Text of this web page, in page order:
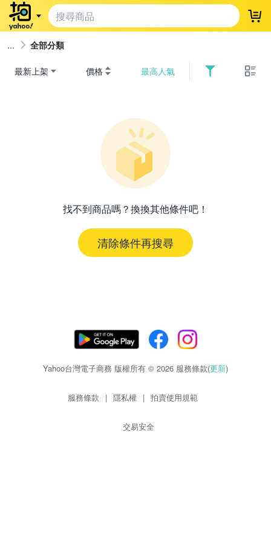
登
全部分類
最新上架 價格 最高人氣
找不到商品嗎？換換其他條件吧！
清除條件再搜尋
Yahoo台灣電子商務 版權所有 © 2026 服務條款(更新)
服務條款 | 隱私權 | 拍賣使用規範
交易安全